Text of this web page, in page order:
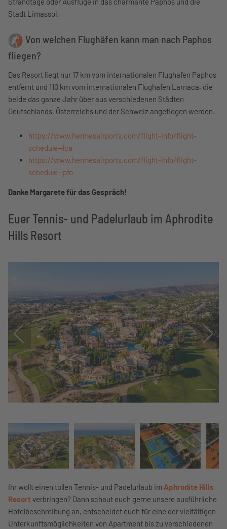
Stadt Limassol.
Von welchen Flughäfen kann man nach Paphos
fliegen?
Das Resort liegt nur 17 km vom internationalen Flughafen Paphos
entfernt und 110 km vom internationalen Flughafen Larnaca, die
beide das ganze Jahr über aus verschiedenen Städten
Deutschlands, Österreichs und der Schweiz angeflogen werden.
https://www.hermesairports.com/flight-info/flight-
schedule--lca
https://www.hermesairports.com/flight-info/flight-
schedule--pfo
Danke Margarete für das Gespräch!
Euer Tennis- und Padelurlaub im Aphrodite
Hills Resort
Ihr wollt einen tollen Tennis- und Padelurlaub im Aphrodite Hills
Resort verbringen? Dann schaut euch gerne unsere ausführliche
Hotelbeschreibung an, entscheidet euch für eine der vielfältigen
Unterkunftsmöglichkeiten von Apartment bis zu verschiedenen